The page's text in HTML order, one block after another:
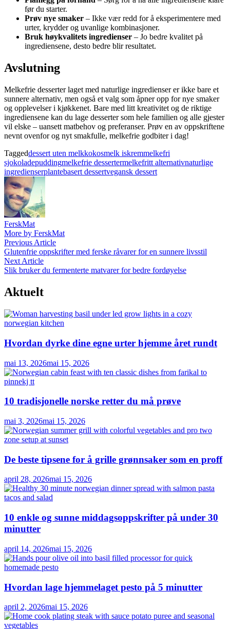
før du starter.
Prøv nye smaker – Ikke vær redd for å eksperimentere med
urter, krydder og uvanlige kombinasjoner.
Bruk høykvalitets ingredienser – Jo bedre kvalitet på
ingrediensene, desto bedre blir resultatet.
Avslutning
Melkefrie desserter laget med naturlige ingredienser er ikke bare et
sunnere alternativ, men også et valg som åpner opp for nye smaker
og opplevelser i kjøkkenet. Bare med litt kreativitet og de riktige
ingrediensene kan du lage desserter som hele familien og alle gjester
vil elske – uansett matbehov og preferanser. Prøv en av oppskriftene
nevnt ovenfor og nyt smakfulle, melkefrie godbiter i dag!
Taggeddessert uten melkkokosmelk iskremmelkefri
sjokoladepuddingmelkefrie dessertermelkefritt alternativnaturlige
ingredienserplantebasert dessertvegansk dessert
FerskMat
More by FerskMat
Innleggsnavigasjon
Previous ArticlePrevious
article:
Glutenfrie oppskrifter med ferske råvarer for en sunnere livsstil
Next ArticleNext
article:
Slik bruker du fermenterte matvarer for bedre fordøyelse
Aktuelt
Hvordan dyrke dine egne urter hjemme året rundt
mai 13, 2026mai 15, 2026
10 tradisjonelle norske retter du må prøve
mai 3, 2026mai 15, 2026
De beste tipsene for å grille grønnsaker som en proff
april 28, 2026mai 15, 2026
10 enkle og sunne middagsoppskrifter på under 30
minutter
april 14, 2026mai 15, 2026
Hvordan lage hjemmelaget pesto på 5 minutter
april 2, 2026mai 15, 2026